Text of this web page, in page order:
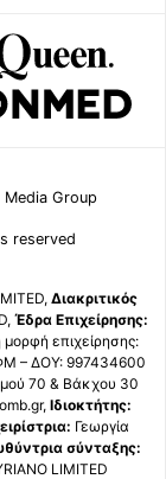
Group
reserved
Διακριτικός
Έδρα Επιχείρησης:
επιχείρησης:
– ΔΟΥ: 997434600
70 & Βάκχου 30
Ιδιοκτήτης:
Γεωργία
σύνταξης:
LIMITED